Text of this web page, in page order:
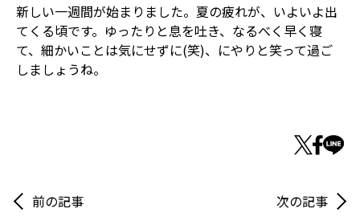
新しい一週間が始まりました。夏の疲れが、いよいよ出
てくる頃です。ゆったりと息を吐き、なるべく早く寝
て、細かいことは気にせずに(笑)、にやりと笑って過ご
しましょうね。
前の記事 次の記事